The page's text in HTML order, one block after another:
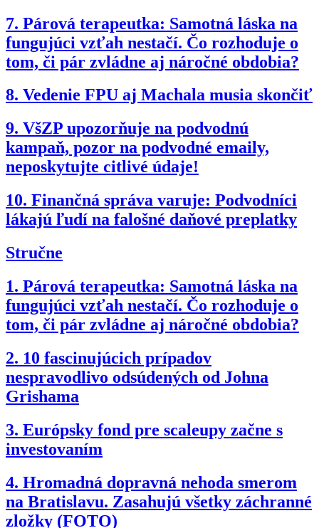
7. Párová terapeutka: Samotná láska na
fungujúci vzťah nestačí. Čo rozhoduje o
tom, či pár zvládne aj náročné obdobia?
8. Vedenie FPU aj Machala musia skončiť
9. VšZP upozorňuje na podvodnú
kampaň, pozor na podvodné emaily,
neposkytujte citlivé údaje!
10. Finančná správa varuje: Podvodníci
lákajú ľudí na falošné daňové preplatky
Stručne
1. Párová terapeutka: Samotná láska na
fungujúci vzťah nestačí. Čo rozhoduje o
tom, či pár zvládne aj náročné obdobia?
2. 10 fascinujúcich prípadov
nespravodlivo odsúdených od Johna
Grishama
3. Európsky fond pre scaleupy začne s
investovaním
4. Hromadná dopravná nehoda smerom
na Bratislavu. Zasahujú všetky záchranné
zložky (FOTO)